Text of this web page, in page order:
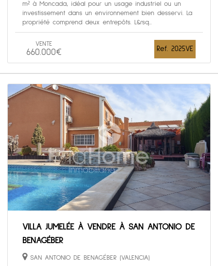
m² à Moncada, idéal pour un usage industriel ou un
investissement dans un environnement bien desservi. La
propriété comprend deux entrepôts. L&rsq...
VENTE
660.000€ Ref. 2025VE
VILLA JUMELÉE À VENDRE À SAN ANTONIO DE
BENAGÉBER
SAN ANTONIO DE BENAGÉBER (VALENCIA)